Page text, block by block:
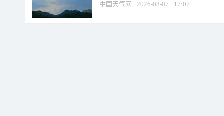
中国天气网 2026-08-07 17:07